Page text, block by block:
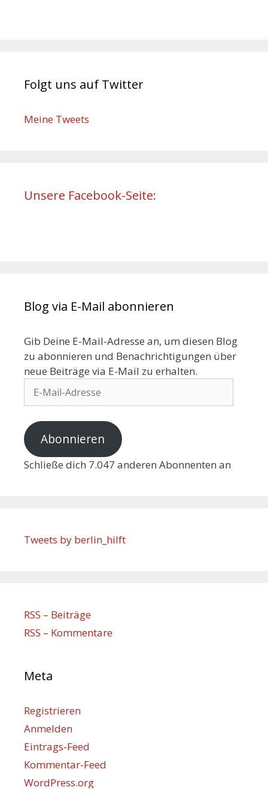
Folgt uns auf Twitter
Meine Tweets
Unsere Facebook-Seite:
Blog via E-Mail abonnieren
Gib Deine E-Mail-Adresse an, um diesen Blog
zu abonnieren und Benachrichtigungen über
neue Beiträge via E-Mail zu erhalten.
Abonnieren
Schließe dich 7.047 anderen Abonnenten an
Tweets by berlin_hilft
RSS – Beiträge
RSS – Kommentare
Meta
Registrieren
Anmelden
Eintrags-Feed
Kommentar-Feed
WordPress.org